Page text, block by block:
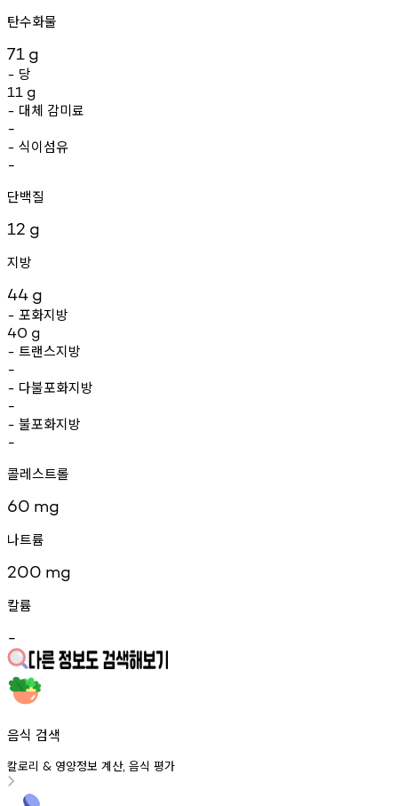
탄수화물
71 g
- 당
11 g
- 대체 감미료
-
- 식이섬유
-
단백질
12 g
지방
44 g
- 포화지방
40 g
- 트랜스지방
-
- 다불포화지방
-
- 불포화지방
-
콜레스트롤
60 mg
나트륨
200 mg
칼륨
-
음식 검색
칼로리 & 영양정보 계산, 음식 평가